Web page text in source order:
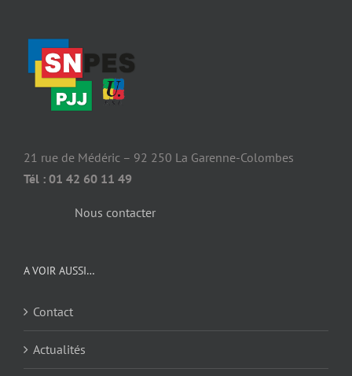
21 rue de Médéric – 92 250 La Garenne-Colombes
Tél : 01 42 60 11 49
Nous contacter
A VOIR AUSSI…
Contact
Actualités